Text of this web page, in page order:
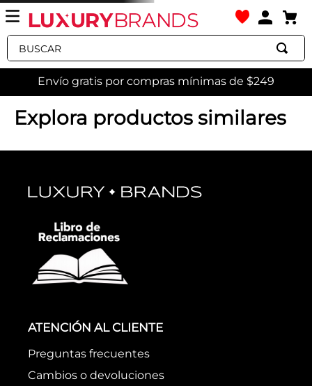
Buscar
Envío gratis por compras mínimas de $249
Explora productos similares
ATENCIÓN AL CLIENTE
Preguntas frecuentes
Cambios o devoluciones